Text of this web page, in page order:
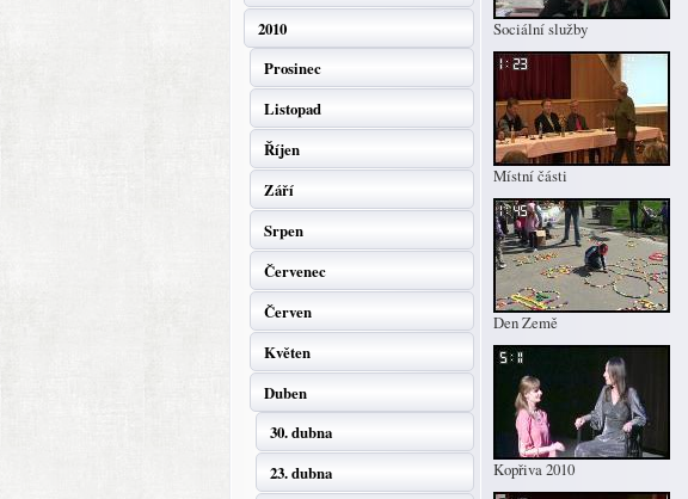
2010
Prosinec
Listopad
Říjen
Září
Srpen
Červenec
Červen
Květen
Duben
30. dubna
23. dubna
Sociální služby
Místní části
Den Země
Kopřiva 2010